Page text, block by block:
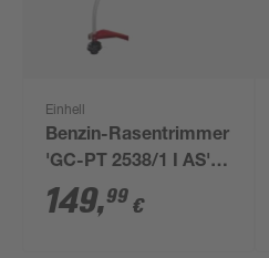
Einhell
Benzin-Rasentrimmer
'GC-PT 2538/1 I AS'
38 cm
149,99 €